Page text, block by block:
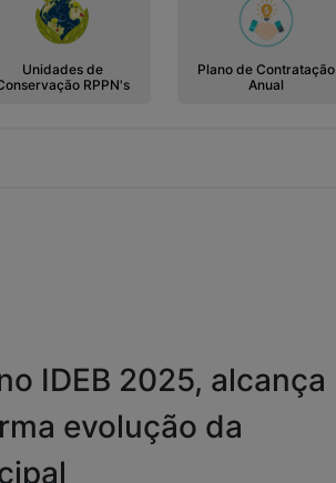
Unidades de
RPPN's
Plano de Contratação
Anual
IDEB 2025, alcança
evolução da